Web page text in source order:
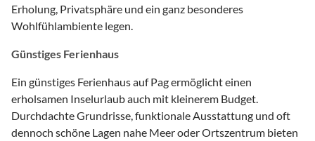
Erholung, Privatsphäre und ein ganz besonderes
Wohlfühlambiente legen.
Günstiges Ferienhaus
Ein günstiges Ferienhaus auf Pag ermöglicht einen
erholsamen Inselurlaub auch mit kleinerem Budget.
Durchdachte Grundrisse, funktionale Ausstattung und oft
dennoch schöne Lagen nahe Meer oder Ortszentrum bieten